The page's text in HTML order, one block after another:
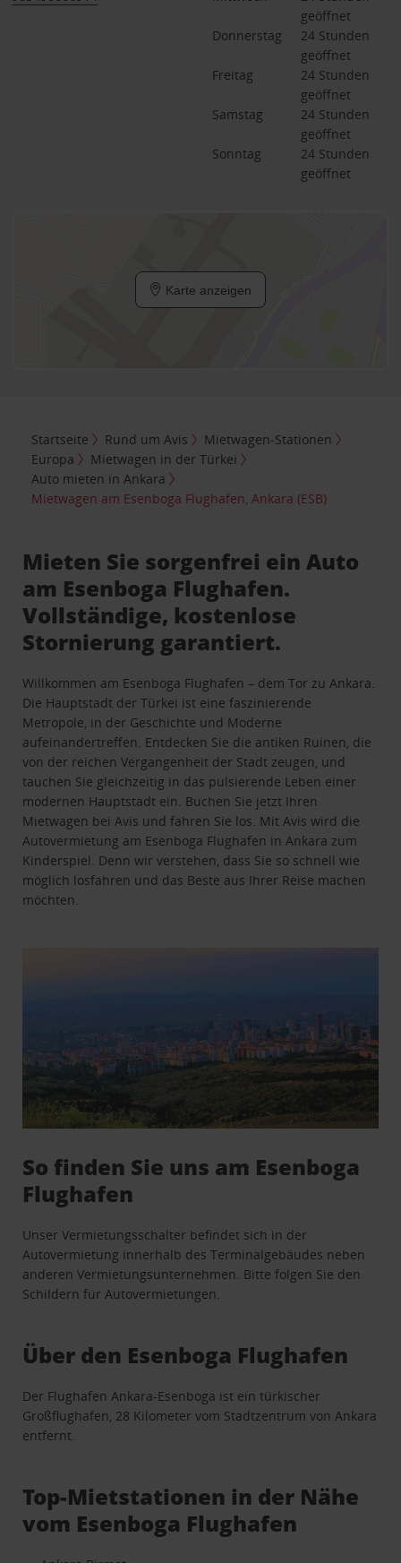
geöffnet
Donnerstag
24 Stunden
geöffnet
Freitag
24 Stunden
geöffnet
Samstag
24 Stunden
geöffnet
Sonntag
24 Stunden
geöffnet
Karte anzeigen
Startseite Rund um Avis
Mietwagen-Stationen
Europa
Mietwagen in der Türkei
Auto mieten in Ankara
Mietwagen am Esenboga Flughafen, Ankara (ESB)
Mieten Sie sorgenfrei ein Auto
am Esenboga Flughafen.
Vollständige, kostenlose
Stornierung garantiert.
Willkommen am Esenboga Flughafen – dem Tor zu Ankara.
Die Hauptstadt der Türkei ist eine faszinierende
Metropole, in der Geschichte und Moderne
aufeinandertreffen. Entdecken Sie die antiken Ruinen, die
von der reichen Vergangenheit der Stadt zeugen, und
tauchen Sie gleichzeitig in das pulsierende Leben einer
modernen Hauptstadt ein. Buchen Sie jetzt Ihren
Mietwagen bei Avis und fahren Sie los. Mit Avis wird die
Autovermietung am Esenboga Flughafen in Ankara zum
Kinderspiel. Denn wir verstehen, dass Sie so schnell wie
möglich losfahren und das Beste aus Ihrer Reise machen
möchten.
So finden Sie uns am Esenboga
Flughafen
Unser Vermietungsschalter befindet sich in der
Autovermietung innerhalb des Terminalgebäudes neben
anderen Vermietungsunternehmen. Bitte folgen Sie den
Schildern für Autovermietungen.
Über den Esenboga Flughafen
Der Flughafen Ankara-Esenboga ist ein türkischer
Großflughafen, 28 Kilometer vom Stadtzentrum von Ankara
entfernt.
Top-Mietstationen in der Nähe
vom Esenboga Flughafen